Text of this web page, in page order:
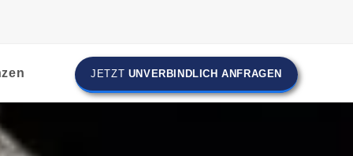
JETZT UNVERBINDLICH ANFRAGEN